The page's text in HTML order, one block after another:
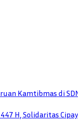
Kamtibmas di
H, Solidaritas